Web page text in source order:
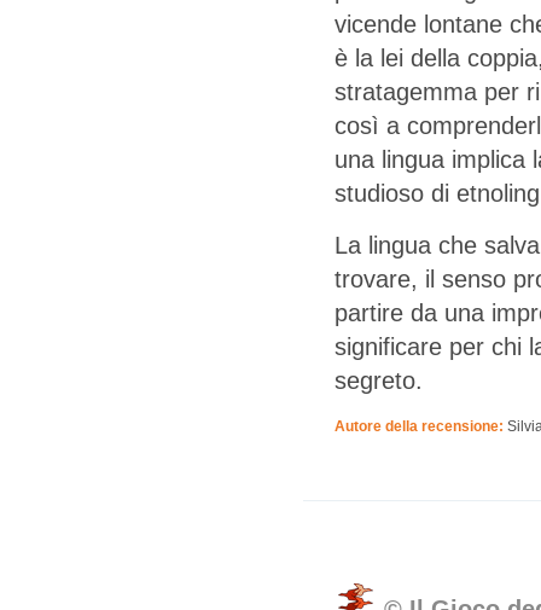
vicende lontane
è la lei della
stratagemma per
così a
una lingua implica
studioso di
La lingua che
trovare, il senso
partire da una
significare per chi
segreto.
Autore della recensione: